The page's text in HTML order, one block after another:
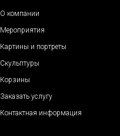
О компании
Мероприятия
Картины и портреты
Скульптуры
Корзины
Заказать услугу
Контактная информация